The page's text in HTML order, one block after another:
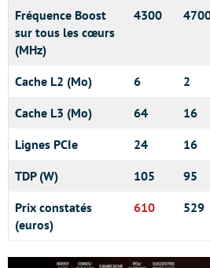
Fréquence Boost
sur tous les cœurs
(MHz)
4300
Cache L2 (Mo) 6 2
Cache L3 (Mo)
64 16
Lignes PCIe
24 16
TDP (W)
105 95
Prix constatés
(euros)
610 529